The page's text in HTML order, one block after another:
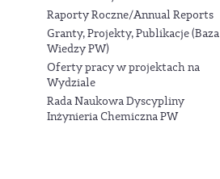
Raporty Roczne/Annual Reports
Granty, Projekty, Publikacje (Baza
Wiedzy PW)
Oferty pracy w projektach na
Wydziale
Rada Naukowa Dyscypliny
Inżynieria Chemiczna PW